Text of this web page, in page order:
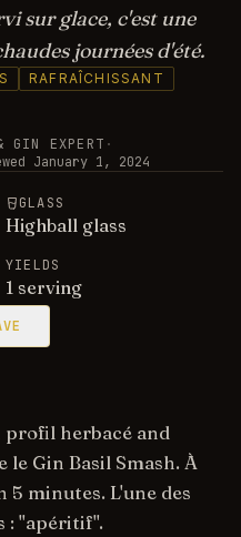
sur glace, c'est une
journées d'été.
RAFRAÎCHISSANT
GIN EXPERT ·
January 1, 2024
GLASS
Highball glass
YIELDS
1 serving
herbacé and
Gin Basil Smash. À
5 minutes. L'une des
: "apéritif".